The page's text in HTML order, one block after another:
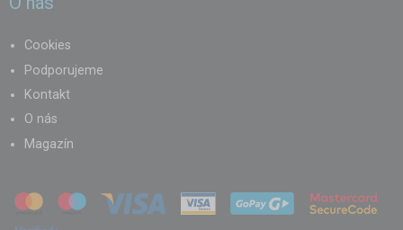
Cookies
Podporujeme
Kontakt
O nás
Magazín